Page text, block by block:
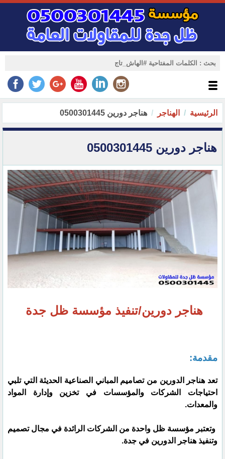
الرئيسية الهناجر هناجر دورين 0500301445
هناجر دورين 0500301445
هناجر دورين/تنفيذ مؤسسة ظل جدة
مقدمة:
تعد هناجر الدورين من تصاميم المباني الصناعية الحديثة التي تلبي
احتياجات الشركات والمؤسسات في تخزين وإدارة المواد
والمعدات.
وتعتبر مؤسسة ظل واحدة من الشركات الرائدة في مجال تصميم
وتنفيذ هناجر الدورين في جدة.